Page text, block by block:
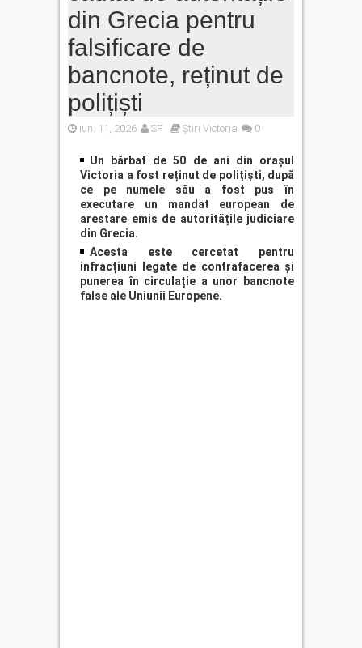
din Grecia pentru
falsificare de
bancnote, reținut de
polițiști
iun. 11, 2026 SF Știri Victoria 0
Un bărbat de 50 de ani din orașul
Victoria a fost reținut de polițiști, după
ce pe numele său a fost pus în
executare un mandat european de
arestare emis de autoritățile judiciare
din Grecia.
Acesta este cercetat pentru
infracțiuni legate de contrafacerea și
punerea în circulație a unor bancnote
false ale Uniunii Europene.